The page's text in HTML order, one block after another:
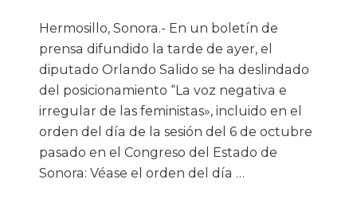
Hermosillo, Sonora.- En un boletín de
prensa difundido la tarde de ayer, el
diputado Orlando Salido se ha deslindado
del posicionamiento “La voz negativa e
irregular de las feministas», incluido en el
orden del día de la sesión del 6 de octubre
pasado en el Congreso del Estado de
Sonora: Véase el orden del día …